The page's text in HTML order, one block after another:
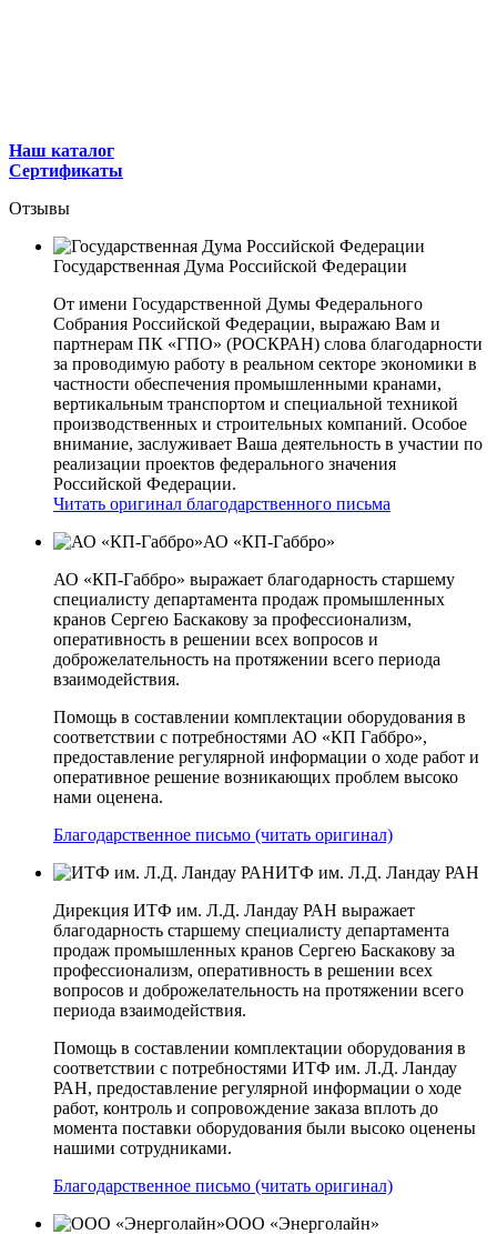
Наш каталог
Сертификаты
Отзывы
Государственная Дума Российской Федерации
От имени Государственной Думы Федерального
Собрания Российской Федерации, выражаю Вам и
партнерам ПК «ГПО» (РОСКРАН) слова благодарности
за проводимую работу в реальном секторе экономики в
частности обеспечения промышленными кранами,
вертикальным транспортом и специальной техникой
производственных и строительных компаний. Особое
внимание, заслуживает Ваша деятельность в участии по
реализации проектов федерального значения
Российской Федерации.
Читать оригинал благодарственного письма
АО «КП-Габбро»
АО «КП-Габбро» выражает благодарность старшему
специалисту департамента продаж промышленных
кранов Сергею Баскакову за профессионализм,
оперативность в решении всех вопросов и
доброжелательность на протяжении всего периода
взаимодействия.
Помощь в составлении комплектации оборудования в
соответствии с потребностями АО «КП­ Габбро»,
предоставление регулярной информации о ходе работ и
оперативное решение возникающих проблем высоко
нами оценена.
Благодарственное письмо (читать оригинал)
ИТФ им. Л.Д. Ландау РАН
Дирекция ИТФ им. Л.Д. Ландау РАН выражает
благодарность старшему специалисту департамента
продаж промышленных кранов Сергею Баскакову за
профессионализм, оперативность в решении всех
вопросов и доброжелательность на протяжении всего
периода взаимодействия.
Помощь в составлении комплектации оборудования в
соответствии с потребностями ИТФ им. Л.Д. Ландау
РАН, предоставление регулярной информации о ходе
работ, контроль и сопровождение заказа вплоть до
момента поставки оборудования были высоко оценены
нашими сотрудниками.
Благодарственное письмо (читать оригинал)
ООО «Энерголайн»